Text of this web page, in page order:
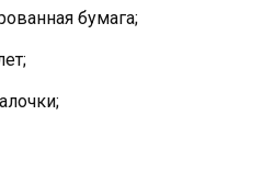
бумага;